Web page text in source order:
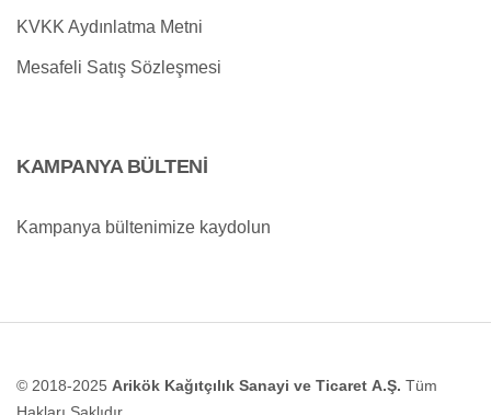
KVKK Aydınlatma Metni
Mesafeli Satış Sözleşmesi
KAMPANYA BÜLTENİ
Kampanya bültenimize kaydolun
© 2018-2025 Arikök Kağıtçılık Sanayi ve Ticaret A.Ş. Tüm